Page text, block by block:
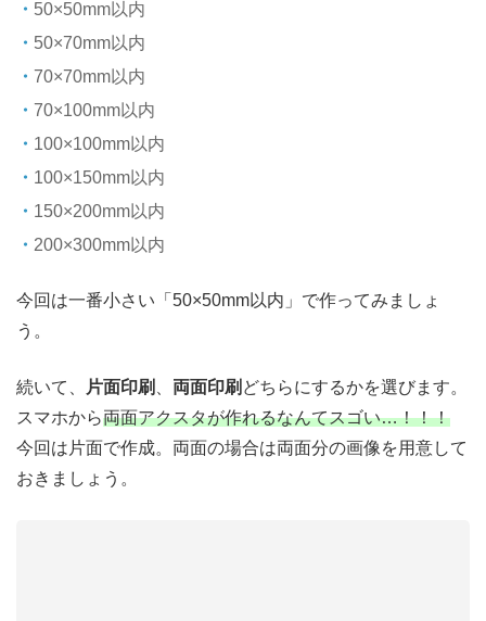
50×50mm以内
50×70mm以内
70×70mm以内
70×100mm以内
100×100mm以内
100×150mm以内
150×200mm以内
200×300mm以内
今回は一番小さい「50×50mm以内」で作ってみましょ
う。
続いて、 片面印刷 両面印刷 どちらにするかを選びます。
スマホから両面アクスタが作れるなんてスゴい…！！！
今回は片面で作成。両面の場合は両面分の画像を用意して
おきましょう。